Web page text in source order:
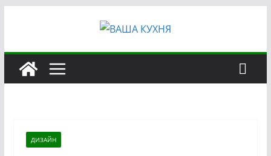
ДИЗАЙН